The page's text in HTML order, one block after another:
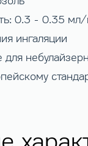
0.3 - 0.35
ингаляции
для